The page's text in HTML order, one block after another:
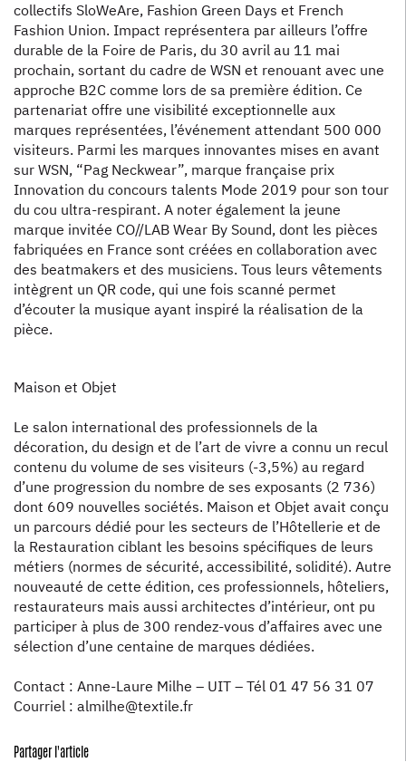
collectifs SloWeAre, Fashion Green Days et French
Fashion Union. Impact représentera par ailleurs l’offre
durable de la Foire de Paris, du 30 avril au 11 mai
prochain, sortant du cadre de WSN et renouant avec une
approche B2C comme lors de sa première édition. Ce
partenariat offre une visibilité exceptionnelle aux
marques représentées, l’événement attendant 500 000
visiteurs. Parmi les marques innovantes mises en avant
sur WSN, “Pag Neckwear”, marque française prix
Innovation du concours talents Mode 2019 pour son tour
du cou ultra-respirant. A noter également la jeune
marque invitée CO//LAB Wear By Sound, dont les pièces
fabriquées en France sont créées en collaboration avec
des beatmakers et des musiciens. Tous leurs vêtements
intègrent un QR code, qui une fois scanné permet
d’écouter la musique ayant inspiré la réalisation de la
pièce.
Maison et Objet
Le salon international des professionnels de la
décoration, du design et de l’art de vivre a connu un recul
contenu du volume de ses visiteurs (-3,5%) au regard
d’une progression du nombre de ses exposants (2 736)
dont 609 nouvelles sociétés. Maison et Objet avait conçu
un parcours dédié pour les secteurs de l’Hôtellerie et de
la Restauration ciblant les besoins spécifiques de leurs
métiers (normes de sécurité, accessibilité, solidité). Autre
nouveauté de cette édition, ces professionnels, hôteliers,
restaurateurs mais aussi architectes d’intérieur, ont pu
participer à plus de 300 rendez-vous d’affaires avec une
sélection d’une centaine de marques dédiées.
Contact : Anne-Laure Milhe – UIT – Tél 01 47 56 31 07
Courriel : almilhe@textile.fr
Partager l'article